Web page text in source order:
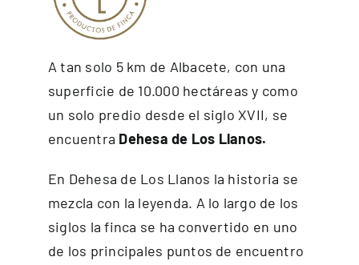
A tan solo 5 km de Albacete, con una
superficie de 10.000 hectáreas y como
un solo predio desde el siglo XVII, se
encuentra Dehesa de Los Llanos.
En Dehesa de Los Llanos la historia se
mezcla con la leyenda. A lo largo de los
siglos la finca se ha convertido en uno
de los principales puntos de encuentro